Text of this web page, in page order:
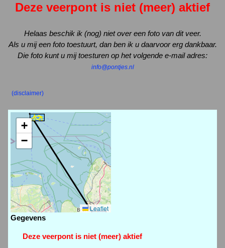
Deze veerpont is niet (meer) aktief
Helaas beschik ik (nog) niet over een foto van dit veer.
Als u mij een foto toestuurt, dan ben ik u daarvoor erg dankbaar.
Die foto kunt u mij toesturen op het volgende e-mail adres:
info@pontjes.nl
(disclaimer)
+
−
Leaflet
Gegevens
Deze veerpont is niet (meer) aktief